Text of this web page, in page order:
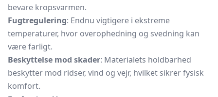
bevare kropsvarmen.
Fugtregulering: Endnu vigtigere i ekstreme
temperaturer, hvor overophedning og svedning kan
være farligt.
Beskyttelse mod skader: Materialets holdbarhed
beskytter mod ridser, vind og vejr, hvilket sikrer fysisk
komfort.